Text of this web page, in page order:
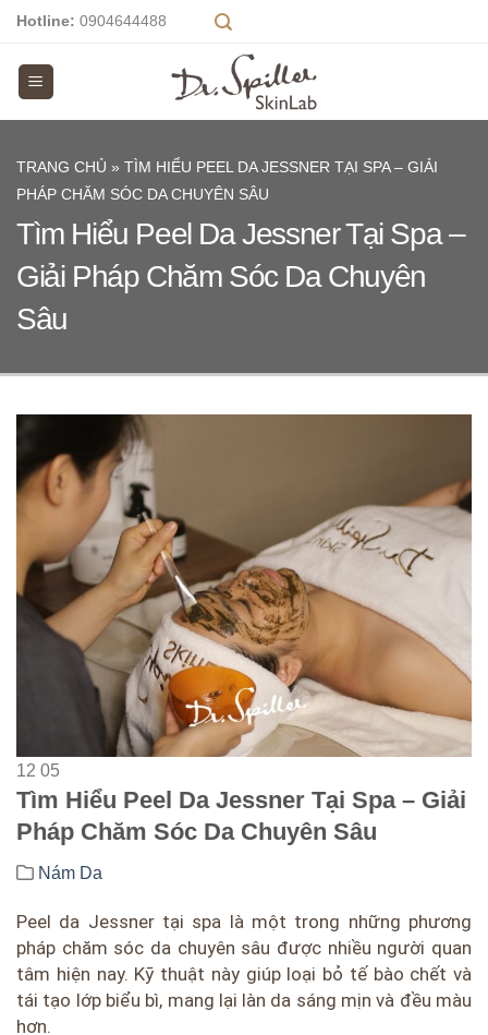
Skip
content
Hotline: 0904644488
TRANG CHỦ » TÌM HIỂU PEEL DA JESSNER TẠI SPA – GIẢI
PHÁP CHĂM SÓC DA CHUYÊN SÂU
Tìm Hiểu Peel Da Jessner Tại Spa –
Giải Pháp Chăm Sóc Da Chuyên
Sâu
12 05
Tìm Hiểu Peel Da Jessner Tại Spa – Giải
Pháp Chăm Sóc Da Chuyên Sâu
Nám Da
Peel da Jessner tại spa là một trong những phương
pháp chăm sóc da chuyên sâu được nhiều người quan
tâm hiện nay. Kỹ thuật này giúp loại bỏ tế bào chết và
tái tạo lớp biểu bì, mang lại làn da sáng mịn và đều màu
hơn.